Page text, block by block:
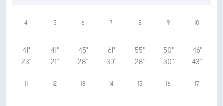
4
41°
23°
5
41°
21°
6
45°
28°
7
61°
30°
8
55°
28°
9
50°
30°
10
46°
43°
11 12 13 14 15 16 17